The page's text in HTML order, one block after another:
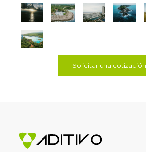
Solicitar una cotización